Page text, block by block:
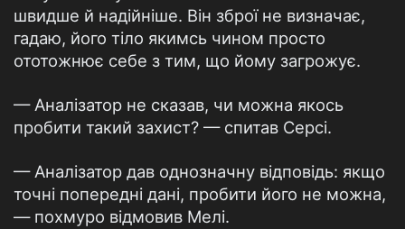
швидше й надійніше. Він зброї не визначає,
гадаю, його тіло якимсь чином просто
ототожнює себе з тим, що йому загрожує.
— Аналізатор не сказав, чи можна якось
пробити такий захист? — спитав Серсі.
— Аналізатор дав однозначну відповідь: якщо
точні попередні дані, пробити його не можна,
— похмуро відмовив Мелі.